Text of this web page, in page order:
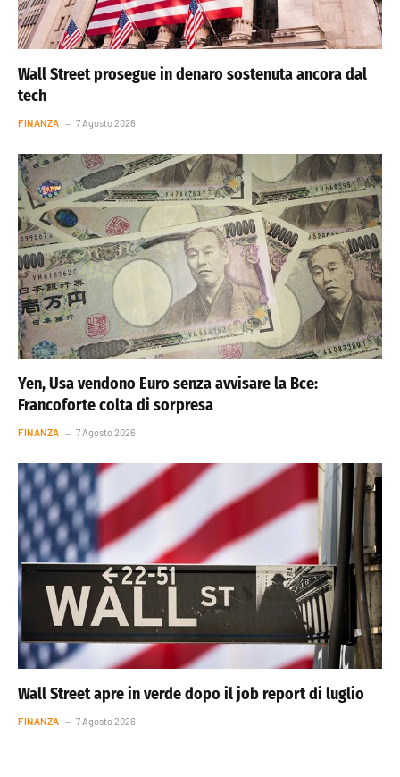
Wall Street prosegue in denaro sostenuta ancora dal
tech
FINANZA 7 Agosto 2026
Yen, Usa vendono Euro senza avvisare la Bce:
Francoforte colta di sorpresa
FINANZA 7 Agosto 2026
Wall Street apre in verde dopo il job report di luglio
FINANZA 7 Agosto 2026